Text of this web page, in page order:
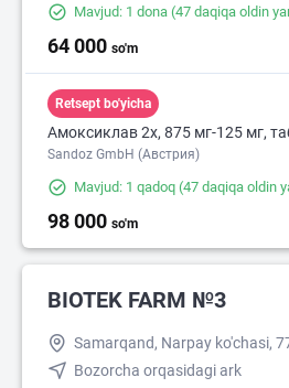
Mavjud: 1 dona (47 daqiqa oldin
64 000 so'm
Retsept bo'yicha
Амоксиклав 2х, 875 мг-125 мг,
Sandoz GmbH (Австрия)
Mavjud: 1 qadoq (47 daqiqa oldin
98 000 so'm
BIOTEK FARM №3
Samarqand, Narpay ko'chasi,
Bozorcha orqasidagi ark